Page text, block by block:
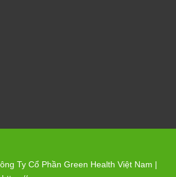
Ty Cổ Phần Green Health Việt Nam |